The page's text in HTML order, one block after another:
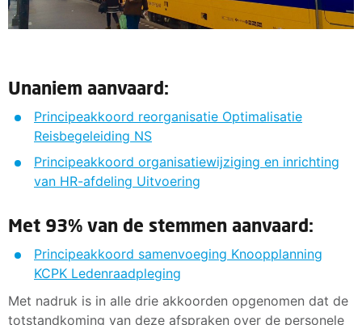
Unaniem aanvaard:
Principeakkoord reorganisatie Optimalisatie
Reisbegeleiding NS
Principeakkoord organisatiewijziging en inrichting
van HR-afdeling Uitvoering
Met 93% van de stemmen aanvaard:
Principeakkoord samenvoeging Knoopplanning
KCPK Ledenraadpleging
Met nadruk is in alle drie akkoorden opgenomen dat de
totstandkoming van deze afspraken over de personele